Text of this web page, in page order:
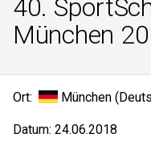
40.
München
Ort: München
Datum: 24.06.2018